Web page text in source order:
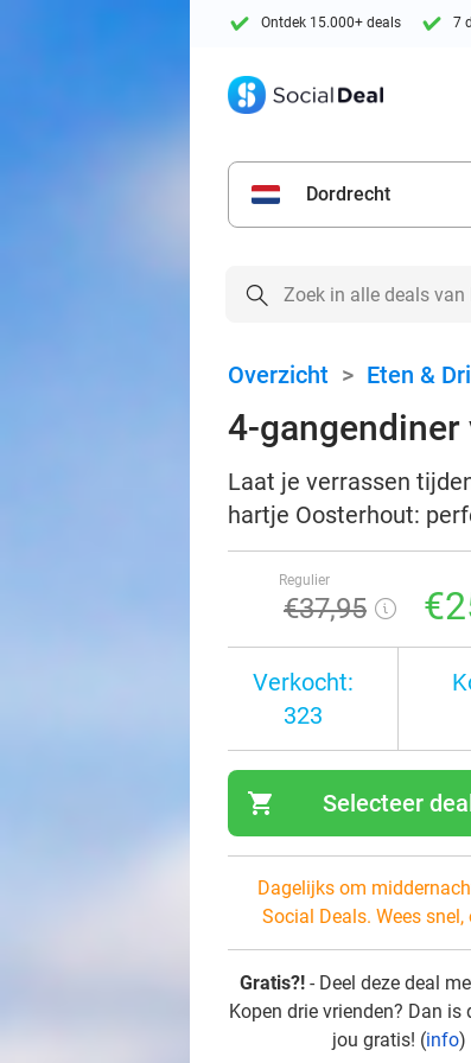
Ontdek 15.000+ deals 7
Dordrecht
Overzicht > Eten &
4-gangendiner
Laat je verrassen
hartje Oosterhout:
Regulier
€37,95
Verkocht:
323
shopping_cart Selecteer
Dagelijks om
Social Deals. Wees snel,
Gratis?! - Deel deze deal
Kopen drie vrienden? Dan is
jou gratis! (info)